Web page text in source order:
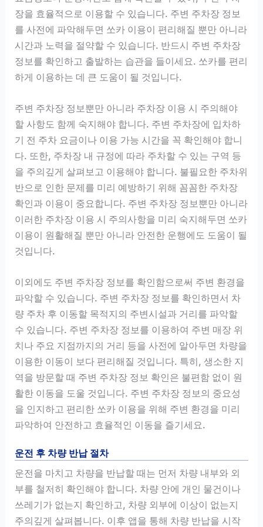
장을 효율적으로 이용할 수 있습니다. 주변 주차장 정보
를 사전에 파악해두면 쏘카 이용이 편리해질 뿐만 아니라
시간과 노력을 절약할 수 있습니다. 반드시 주변 주차장
정보를 확인하고 출발하는 습관을 들이세요. 쏘카를 편리
하게 이용하는 데 큰 도움이 될 것입니다.
주변 주차장 정보뿐만 아니라 주차장 이용 시 주의해야
할 사항도 함께 숙지해야 합니다. 주변 주차장에 입차하
기 전 주차 요금이나 이용 가능 시간을 꼭 확인해야 합니
다. 또한, 주차장 내 규정에 따라 주차할 수 있는 구역 등
을 주의깊게 살펴보고 이용해야 합니다. 불필요한 주차위
반으로 인한 문제를 미리 예방하기 위해 꼼꼼한 주차장
확인과 이용이 중요합니다. 주변 주차장 정보뿐만 아니라
이러한 주차장 이용 시 주의사항을 미리 숙지해두면 쏘카
이용이 원활해질 뿐만 아니라 안전한 운행에도 도움이 될
것입니다.
이외에도 주변 주차장 정보를 확인함으로써 주변 환경을
파악할 수 있습니다. 주변 주차장 정보를 확인하면서 차
량 주차 후 이동할 목적지의 주변시설과 거리를 파악할
수 있습니다. 주변 주차장 정보를 이용하여 주변 매장 위
치나 주요 지점까지의 거리 등을 사전에 알아두면 차량을
이용한 이동이 보다 편리해질 것입니다. 특히, 생소한 지
역을 방문할 때 주변 주차장 정보 확인은 불편함 없이 원
활한 이동을 도울 것입니다. 주변 주차장 정보의 중요성
을 인지하고 편리한 쏘카 이용을 위해 주변 환경을 미리
파악하여 안전하고 효율적인 이동을 즐기세요.
운전 후 차량 반납 절차
운전을 마치고 차량을 반납할 때는 먼저 차량 내부와 외
부를 철저히 확인해야 합니다. 차량 안에 개인 물건이나
쓰레기가 없는지 확인하고, 차량 외부에 이상이 없는지
주의깊게 살펴봅니다. 이후 앱을 통해 차량 반납을 시작